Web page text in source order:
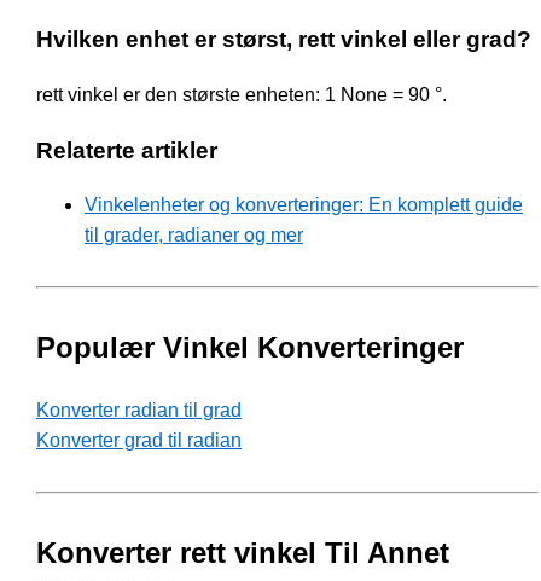
Hvilken enhet er størst, rett vinkel eller grad?
rett vinkel er den største enheten: 1 None = 90 °.
Relaterte artikler
Vinkelenheter og konverteringer: En komplett guide
til grader, radianer og mer
Populær Vinkel Konverteringer
Konverter radian til grad
Konverter grad til radian
Konverter rett vinkel Til Annet